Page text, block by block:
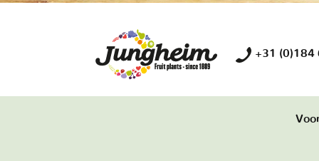
+31 (0)184